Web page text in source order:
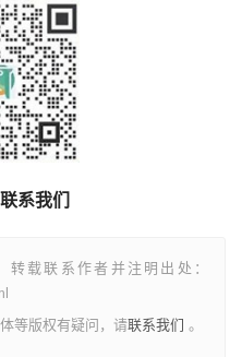
系我们
载联系作者并注明出处：
等版权有疑问，请联系我们 。